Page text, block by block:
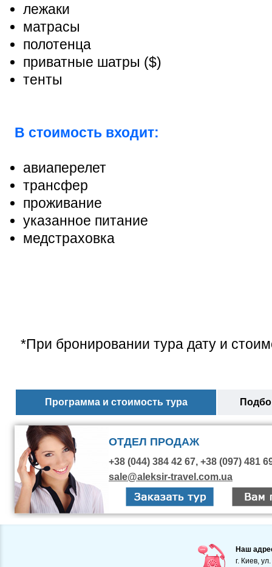
лежаки
матрасы
полотенца
приватные шатры ($)
тенты
В стоимость входит:
авиаперелет
трансфер
проживание
указанное питание
медстраховка
*При бронировании тура дату и
Программа и стоимость тура
ОТДЕЛ ПРОДАЖ
+38 (044) 384 42 67, +38 (097) 481
sale@aleksir-travel.com.ua
Наш
г. Киев,